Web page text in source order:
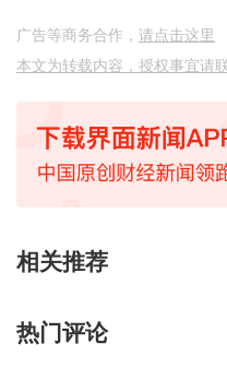
广告等商务合作， 请点击这里
本文为转载内容，授权事宜请
相关推荐
热门评论